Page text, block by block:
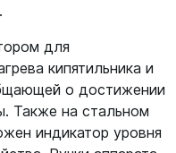
для
кипятильника и
о достижении
Также на стальном
индикатор уровня